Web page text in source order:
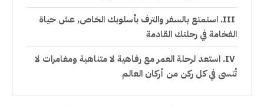
استمتع بالسفر والترف بأسلوبك الخاص, عش حياة
الفخامة في رحلتك القادمة
استعد لرحلة العمر مع رفاهية لا متناهية ومغامرات لا
تُنسى في كل ركن من أركان العالم